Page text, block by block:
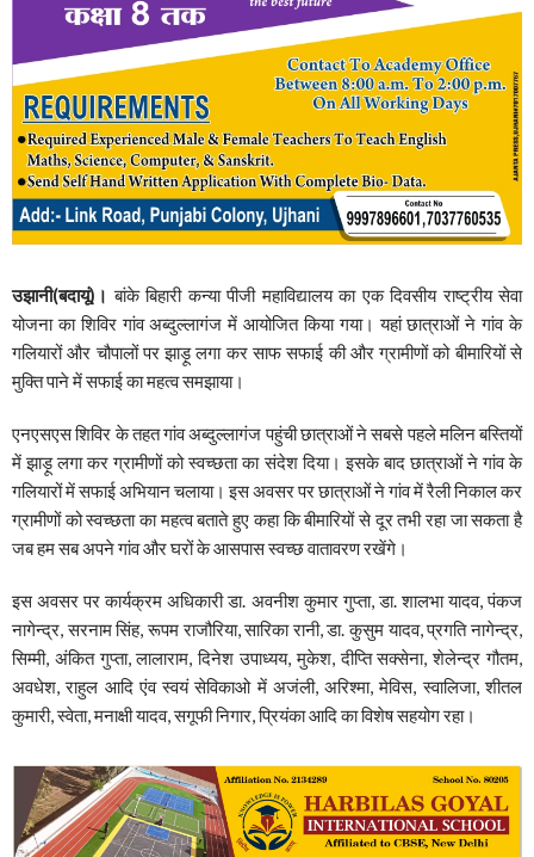
उझानी(बदायूं)। बांके बिहारी कन्या पीजी महाविद्यालय का एक दिवसीय राष्ट्रीय सेवा
योजना का शिविर गांव अब्दुल्लागंज में आयोजित किया गया। यहां छात्राओं ने गांव के
गलियारों और चौपालों पर झाड़ू लगा कर साफ सफाई की और ग्रामीणों को बीमारियों से
मुक्ति पाने में सफाई का महत्व समझाया।
एनएसएस शिविर के तहत गांव अब्दुल्लागंज पहुंची छात्राओं ने सबसे पहले मलिन बस्तियों
में झाड़ू लगा कर ग्रामीणों को स्वच्छता का संदेश दिया। इसके बाद छात्राओं ने गांव के
गलियारों में सफाई अभियान चलाया। इस अवसर पर छात्राओं ने गांव में रैली निकाल कर
ग्रामीणों को स्वच्छता का महत्व बताते हुए कहा कि बीमारियों से दूर तभी रहा जा सकता है
जब हम सब अपने गांव और घरों के आसपास स्वच्छ वातावरण रखेंगे।
इस अवसर पर कार्यक्रम अधिकारी डा. अवनीश कुमार गुप्ता, डा. शालभा यादव, पंकज
नागेन्द्र, सरनाम सिंह, रूपम राजौरिया, सारिका रानी, डा. कुसुम यादव, प्रगति नागेन्द्र,
सिम्मी, अंकित गुप्ता, लालाराम, दिनेश उपाध्यय, मुकेश, दीप्ति सक्सेना, शेलेन्द्र गौतम,
अवधेश, राहुल आदि एंव स्वयं सेविकाओ में अजंली, अरिश्मा, मेविस, स्वालिजा, शीतल
कुमारी, स्वेता, मनाक्षी यादव, सगूफी निगार, प्रियंका आदि का विशेष सहयोग रहा।